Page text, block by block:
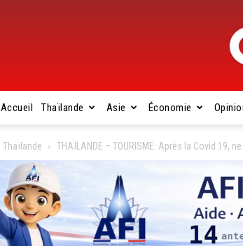
Accueil Thaïlande Asie Économie
Thaïlande THAÏLANDE – TOURISME: Après la Covid 19,